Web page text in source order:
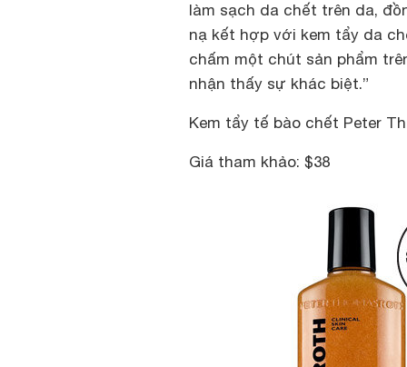
làm sạch da chết trên da,
nạ kết hợp với kem tẩy da
chấm một chút sản phẩm
nhận thấy sự khác biệt.”
Kem tẩy tế bào chết Peter
Giá tham khảo: $38